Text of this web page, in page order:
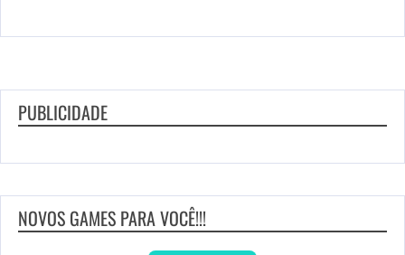
PUBLICIDADE
NOVOS GAMES PARA VOCÊ!!!